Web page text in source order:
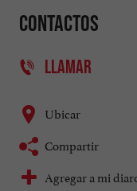
Contactos
LLAMAR
Ubicar
Compartir
Agregar a mi